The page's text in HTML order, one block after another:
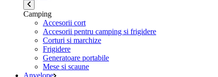
Camping
Accesorii cort
Accesorii pentru camping si frigidere
Corturi si marchize
Frigidere
Generatoare portabile
Mese si scaune